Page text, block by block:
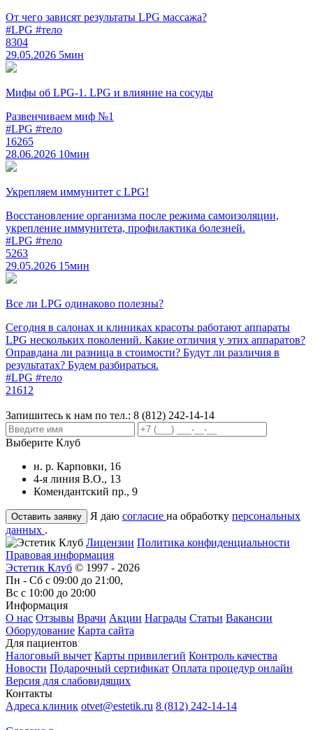
От чего зависят результаты LPG массажа?
#LPG #тело
8304
29.05.2026 5мин
Мифы об LPG-1. LPG и влияние на сосуды
Развенчиваем миф №1
#LPG #тело
16265
28.06.2026 10мин
Укрепляем иммунитет с LPG!
Восстановление организма после режима самоизоляции,
укрепление иммунитета, профилактика болезней.
#LPG #тело
5263
29.05.2026 15мин
Все ли LPG одинаково полезны?
Сегодня в салонах и клиниках красоты работают аппараты
LPG нескольких поколений. Какие отличия у этих аппаратов?
Оправдана ли разница в стоимости? Будут ли различия в
результатах? Будем разбираться.
#LPG #тело
21612
Запишитесь к нам по тел.: 8 (812) 242-14-14
Выберите Клуб
н. р. Карповки, 16
4-я линия В.О., 13
Комендантский пр., 9
Я даю согласие на обработку персональных
данных .
Лицензии Политика конфиденциальности
Правовая информация
Эстетик Клуб © 1997 - 2026
Пн - Сб с 09:00 до 21:00,
Вс с 10:00 до 20:00
Информация
О нас Отзывы Врачи Акции Награды Статьи Вакансии
Оборудование Карта сайта
Для пациентов
Налоговый вычет Карты привилегий Контроль качества
Новости Подарочный сертификат Оплата процедур онлайн
Версия для слабовидящих
Контакты
Адреса клиник otvet@estetik.ru 8 (812) 242-14-14